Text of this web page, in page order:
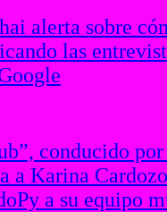
alerta sobre
las
conducido por
a Karina
a su equipo